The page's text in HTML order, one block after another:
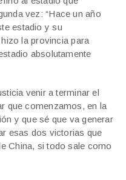
vez: “Hace un año
estadio y su
la provincia para
absolutamente
venir a terminar el
que comenzamos, en la
y que sé que va generar
esas dos victorias que
China, si todo sale como